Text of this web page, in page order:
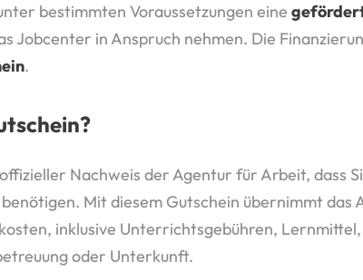
bestimmten Voraussetzungen eine
Jobcenter in Anspruch nehmen. Die
.
Nachweis der Agentur für Arbeit, dass
Mit diesem Gutschein übernimmt das
inklusive Unterrichtsgebühren,
oder Unterkunft.